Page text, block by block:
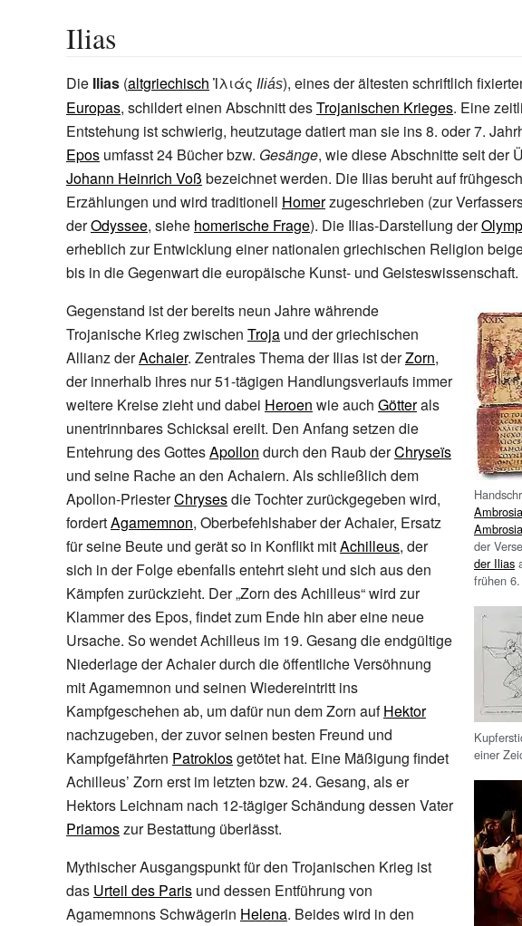
Ilias
Die Ilias (altgriechisch Ἰλιάς Iliás), eines der ältesten schriftlich
Europas, schildert einen Abschnitt desTrojanischen Krieges. Eine
Entstehung ist schwierig, heutzutage datiert man sie ins 8. oder 7.
Epos umfasst 24 Bücher bzw. Gesänge, wie diese Abschnitte seit der
Johann Heinrich Voß bezeichnet werden. Die Ilias beruht auf
Erzählungen und wird traditionell Homerzugeschrieben (zur
derOdyssee, siehe homerische Frage). Die Ilias-Darstellung der
erheblich zur Entwicklung einer nationalen griechischen Religion
bis in die Gegenwart die europäische Kunst- und Geisteswissenschaft.
der
der Ilias
frühen
einer
Gegenstand ist der bereits neun Jahre währende
Trojanische Krieg zwischen Troja und der griechischen
Allianz derAchaier. Zentrales Thema der Ilias ist derZorn,
der innerhalb ihres nur 51-tägigen Handlungsverlaufs immer
weitere Kreise zieht und dabei Heroen wie auch Götterals
unentrinnbares Schicksal ereilt. Den Anfang setzen die
Entehrung des GottesApollon durch den Raub derChryseïs
und seine Rache an den Achaiern. Als schließlich dem
Apollon-PriesterChrysesdie Tochter zurückgegeben wird,
fordertAgamemnon, Oberbefehlshaber der Achaier, Ersatz
für seine Beute und gerät so in Konflikt mitAchilleus, der
sich in der Folge ebenfalls entehrt sieht und sich aus den
Kämpfen zurückzieht. Der „Zorn des Achilleus“ wird zur
Klammer des Epos, findet zum Ende hin aber eine neue
Ursache. So wendet Achilleus im 19. Gesang die endgültige
Niederlage der Achaier durch die öffentliche Versöhnung
mit Agamemnon und seinen Wiedereintritt ins
Kampfgeschehen ab, um dafür nun dem Zorn aufHektor
nachzugeben, der zuvor seinen besten Freund und
Kampfgefährten Patroklosgetötet hat. Eine Mäßigung findet
Achilleus’ Zorn erst im letzten bzw. 24. Gesang, als er
Hektors Leichnam nach 12-tägiger Schändung dessen Vater
Priamoszur Bestattung überlässt.
Mythischer Ausgangspunkt für den Trojanischen Krieg ist
das Urteil des Paris und dessen Entführung von
Agamemnons Schwägerin Helena. Beides wird in den